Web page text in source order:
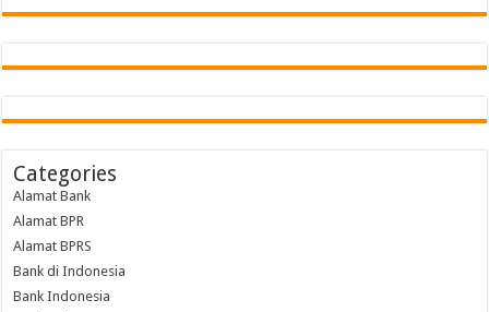
Categories
Alamat Bank
Alamat BPR
Alamat BPRS
Bank di Indonesia
Bank Indonesia